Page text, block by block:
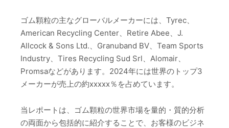
ゴム顆粒の主なグローバルメーカーには、Tyrec、
American Recycling Center、Retire Abee、J.
Allcock & Sons Ltd.、Granuband BV、Team Sports
Industry、Tires Recycling Sud Srl、Alomair、
Promsaなどがあります。2024年には世界のトップ3
メーカーが売上の約xxxxx％を占めています。
当レポートは、ゴム顆粒の世界市場を量的・質的分析
の両面から包括的に紹介することで、お客様のビジネ